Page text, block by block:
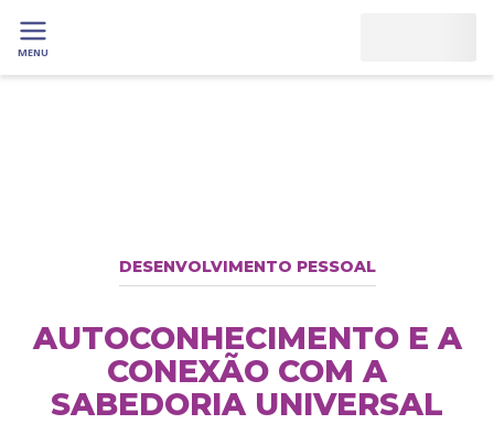
MENU
DESENVOLVIMENTO PESSOAL
AUTOCONHECIMENTO E A
CONEXÃO COM A
SABEDORIA UNIVERSAL